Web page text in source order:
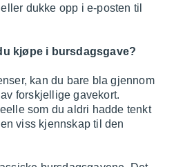
dukke opp i e-posten til
kjøpe i bursdagsgave?
kan du bare bla gjennom
forskjellige gavekort.
som du aldri hadde tenkt
viss kjennskap til den